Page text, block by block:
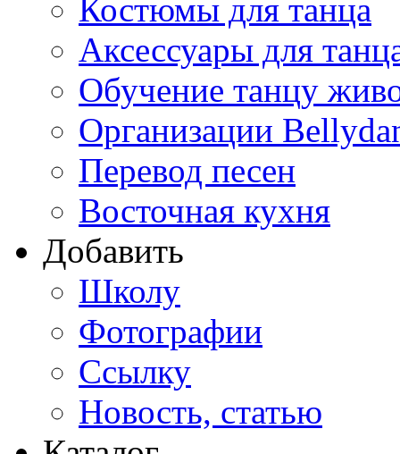
Костюмы для танца
Аксессуары для
Обучение танцу
Организации
Перевод песен
Восточная кухня
Добавить
Школу
Фотографии
Ссылку
Новость, статью